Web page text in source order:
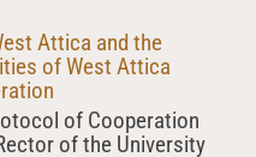
Attica and the
of West Attica
of Cooperation
of the University